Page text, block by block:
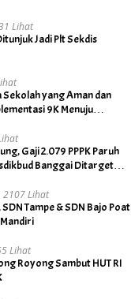
Lihat
Jadi Plt Sekdis
yang Aman dan
9K Menuju
Gaji 2.079 PPPK Paruh
Banggai Ditarget
2107 Lihat
Tampe & SDN Bajo Poat
Lihat
Royong Sambut HUT RI